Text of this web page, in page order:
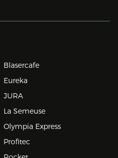
Blasercafe
Eureka
JURA
La Semeuse
Olympia Express
Profitec